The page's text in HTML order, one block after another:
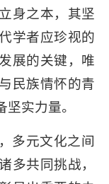
身之本，其坚
学者应珍视的
展的关键，唯
民族情怀的青
实力量。
多元文化之间
多共同挑战，